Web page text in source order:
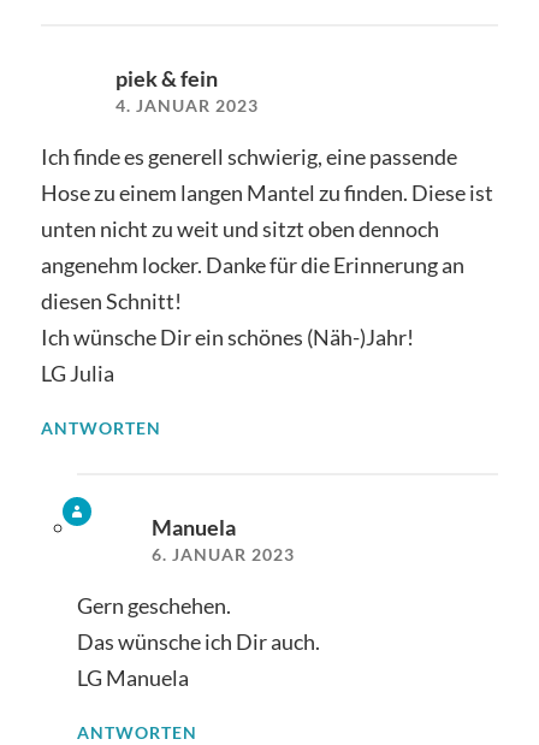
piek & fein
4. JANUAR 2023
Ich finde es generell schwierig, eine passende
Hose zu einem langen Mantel zu finden. Diese ist
unten nicht zu weit und sitzt oben dennoch
angenehm locker. Danke für die Erinnerung an
diesen Schnitt!
Ich wünsche Dir ein schönes (Näh-)Jahr!
LG Julia
ANTWORTEN
Manuela
6. JANUAR 2023
Gern geschehen.
Das wünsche ich Dir auch.
LG Manuela
ANTWORTEN